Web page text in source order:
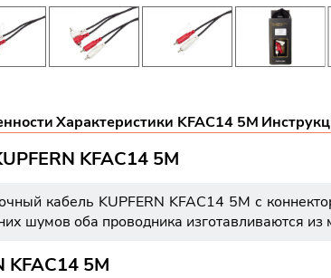
Характеристики KFAC14 5M
KFAC14 5M
кабель KUPFERN KFAC14 5M с
шумов оба проводника изготавливаются из
KFAC14 5M